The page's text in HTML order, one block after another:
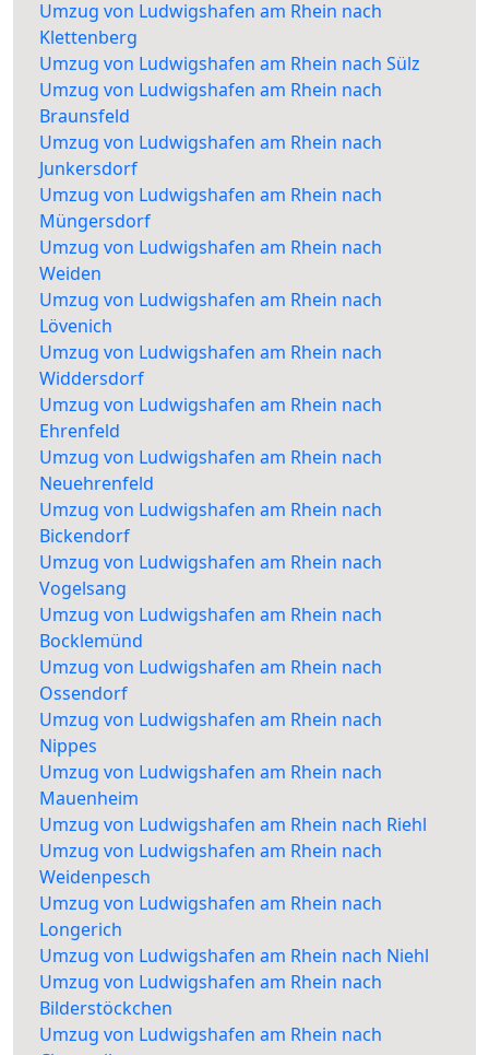
Umzug von Ludwigshafen am Rhein nach
Klettenberg
Umzug von Ludwigshafen am Rhein nach Sülz
Umzug von Ludwigshafen am Rhein nach
Braunsfeld
Umzug von Ludwigshafen am Rhein nach
Junkersdorf
Umzug von Ludwigshafen am Rhein nach
Müngersdorf
Umzug von Ludwigshafen am Rhein nach
Weiden
Umzug von Ludwigshafen am Rhein nach
Lövenich
Umzug von Ludwigshafen am Rhein nach
Widdersdorf
Umzug von Ludwigshafen am Rhein nach
Ehrenfeld
Umzug von Ludwigshafen am Rhein nach
Neuehrenfeld
Umzug von Ludwigshafen am Rhein nach
Bickendorf
Umzug von Ludwigshafen am Rhein nach
Vogelsang
Umzug von Ludwigshafen am Rhein nach
Bocklemünd
Umzug von Ludwigshafen am Rhein nach
Ossendorf
Umzug von Ludwigshafen am Rhein nach
Nippes
Umzug von Ludwigshafen am Rhein nach
Mauenheim
Umzug von Ludwigshafen am Rhein nach Riehl
Umzug von Ludwigshafen am Rhein nach
Weidenpesch
Umzug von Ludwigshafen am Rhein nach
Longerich
Umzug von Ludwigshafen am Rhein nach Niehl
Umzug von Ludwigshafen am Rhein nach
Bilderstöckchen
Umzug von Ludwigshafen am Rhein nach